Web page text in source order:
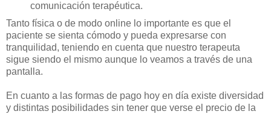
comunicación terapéutica.
Tanto física o de modo online lo importante es que el
paciente se sienta cómodo y pueda expresarse con
tranquilidad, teniendo en cuenta que nuestro terapeuta
sigue siendo el mismo aunque lo veamos a través de una
pantalla.
En cuanto a las formas de pago hoy en día existe diversidad
y distintas posibilidades sin tener que verse el precio de la